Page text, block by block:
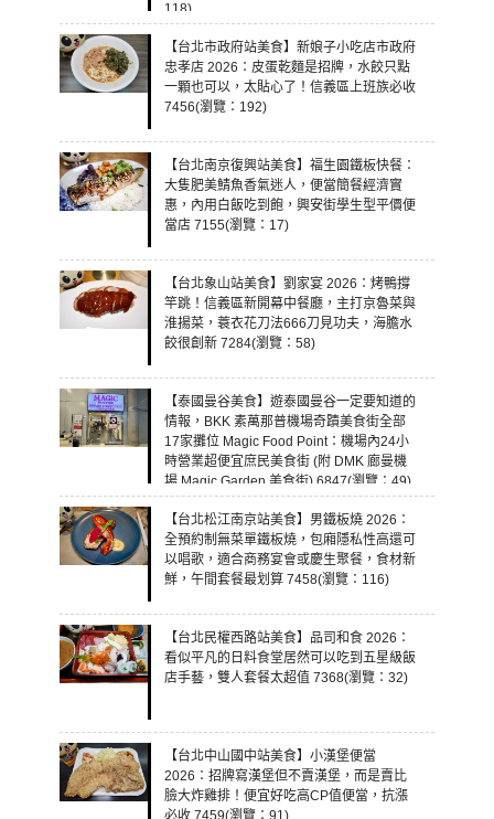
118)
【台北市政府站美食】新娘子小吃店市政府
忠孝店 2026：皮蛋乾麵是招牌，水餃只點
一顆也可以，太貼心了！信義區上班族必收
7456(瀏覽：192)
【台北南京復興站美食】福生園鐵板快餐：
大隻肥美鯖魚香氣迷人，便當簡餐經濟實
惠，內用白飯吃到飽，興安街學生型平價便
當店 7155(瀏覽：17)
【台北象山站美食】劉家宴 2026：烤鴨撐
竿跳！信義區新開幕中餐廳，主打京魯菜與
淮揚菜，蓑衣花刀法666刀見功夫，海膽水
餃很創新 7284(瀏覽：58)
【泰國曼谷美食】遊泰國曼谷一定要知道的
情報，BKK 素萬那普機場奇蹟美食街全部
17家攤位 Magic Food Point：機場內24小
時營業超便宜庶民美食街 (附 DMK 廊曼機
場 Magic Garden 美食街) 6847(瀏覽：49)
【台北松江南京站美食】男鐵板燒 2026：
全預約制無菜單鐵板燒，包廂隱私性高還可
以唱歌，適合商務宴會或慶生聚餐，食材新
鮮，午間套餐最划算 7458(瀏覽：116)
【台北民權西路站美食】品司和食 2026：
看似平凡的日料食堂居然可以吃到五星級飯
店手藝，雙人套餐太超值 7368(瀏覽：32)
【台北中山國中站美食】小漢堡便當
2026：招牌寫漢堡但不賣漢堡，而是賣比
臉大炸雞排！便宜好吃高CP值便當，抗漲
必收 7459(瀏覽：91)